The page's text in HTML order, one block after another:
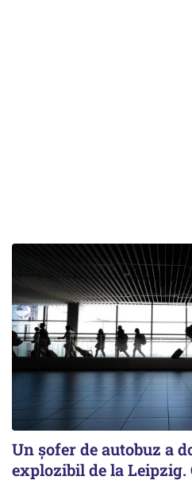
Un șofer de autobuz a
explozibil de la Leipzig.